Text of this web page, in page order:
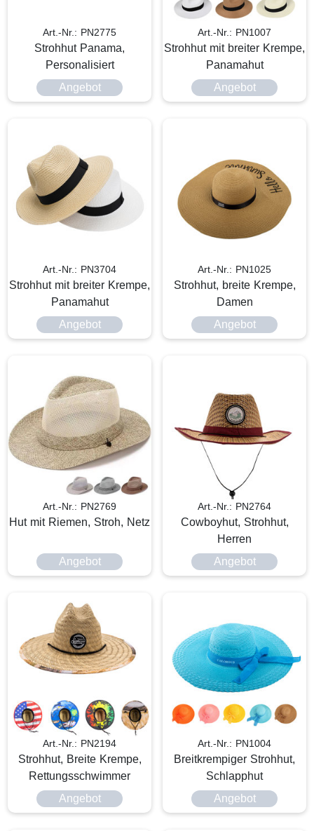
Art.-Nr.: PN2775
Strohhut Panama,
Personalisiert
Angebot
Art.-Nr.: PN1007
Strohhut mit breiter Krempe,
Panamahut
Angebot
Art.-Nr.: PN3704
Strohhut mit breiter Krempe,
Panamahut
Angebot
Art.-Nr.: PN1025
Strohhut, breite Krempe,
Damen
Angebot
Art.-Nr.: PN2769
Hut mit Riemen, Stroh, Netz
Angebot
Art.-Nr.: PN2764
Cowboyhut, Strohhut,
Herren
Angebot
Art.-Nr.: PN2194
Strohhut, Breite Krempe,
Rettungsschwimmer
Angebot
Art.-Nr.: PN1004
Breitkrempiger Strohhut,
Schlapphut
Angebot